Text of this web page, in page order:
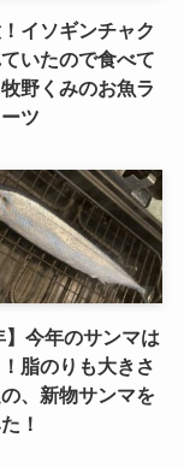
イソギンチャク
いたので食べて
野くみのお魚ラ
ツ
】今年のサンマは
脂のりも大きさ
、新物サンマを
！